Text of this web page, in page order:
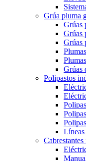
Grúa pluma
Grúas
Grúas
Grúas
Grúas
Polipastos